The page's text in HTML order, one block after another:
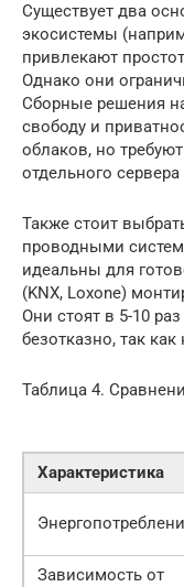
Существует два
экосистемы
привлекают
Однако они
Сборные решения
свободу и
облаков, но
отдельного
Также стоит
проводными
идеальны для
(KNX, Loxone)
Они стоят в 5-10
безотказно, так
Таблица 4.
Характеристика
Зависимость от